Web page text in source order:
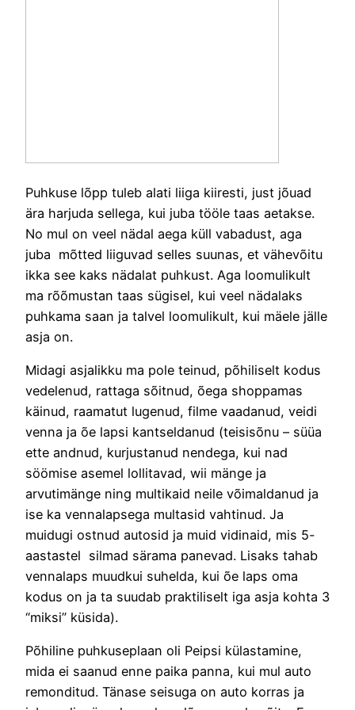
Puhkuse lõpp tuleb alati liiga kiiresti, just jõuad
ära harjuda sellega, kui juba tööle taas aetakse.
No mul on veel nädal aega küll vabadust, aga
juba mõtted liiguvad selles suunas, et vähevõitu
ikka see kaks nädalat puhkust. Aga loomulikult
ma rõõmustan taas sügisel, kui veel nädalaks
puhkama saan ja talvel loomulikult, kui mäele jälle
asja on.
Midagi asjalikku ma pole teinud, põhiliselt kodus
vedelenud, rattaga sõitnud, õega shoppamas
käinud, raamatut lugenud, filme vaadanud, veidi
venna ja õe lapsi kantseldanud (teisisõnu – süüa
ette andnud, kurjustanud nendega, kui nad
söömise asemel lollitavad, wii mänge ja
arvutimänge ning multikaid neile võimaldanud ja
ise ka vennalapsega multasid vahtinud. Ja
muidugi ostnud autosid ja muid vidinaid, mis 5-
aastastel silmad särama panevad. Lisaks tahab
vennalaps muudkui suhelda, kui õe laps oma
kodus on ja ta suudab praktiliselt iga asja kohta 3
“miksi” küsida).
Põhiline puhkuseplaan oli Peipsi külastamine,
mida ei saanud enne paika panna, kui mul auto
remonditud. Tänase seisuga on auto korras ja